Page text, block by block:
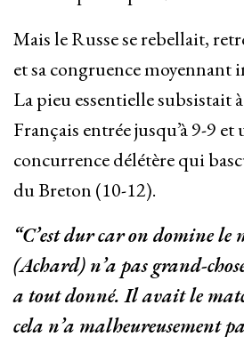
Mais le Russe se rebellait,
et sa congruence moyennant
La pieu essentielle subsistait
Français entrée jusqu’à 9-9 et
concurrence délétère qui
du Breton (10-12).
“C’est dur car on domine le
(Achard) n’a pas grand-
a tout donné. Il avait le
cela n’a malheureusement